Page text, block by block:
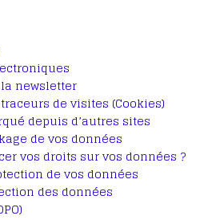
newsletter
de visites (Cookies)
depuis d’autres sites
de vos données
vos droits sur vos données ?
de vos données
des données